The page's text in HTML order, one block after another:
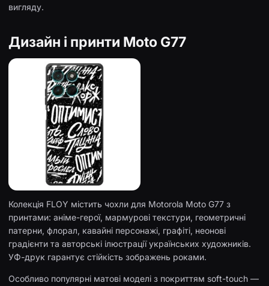
вигляду.
Дизайн і принти Moto G77
Колекція FLOY містить чохли для Motorola Moto G77 з
принтами: аніме-герої, мармурові текстури, геометричні
патерни, флорал, кавайні персонажі, графіті, неонові
градієнти та авторські ілюстрації українських художників.
УФ-друк гарантує стійкість зображень роками.
Особливо популярні матові моделі з покриттям soft-touch —